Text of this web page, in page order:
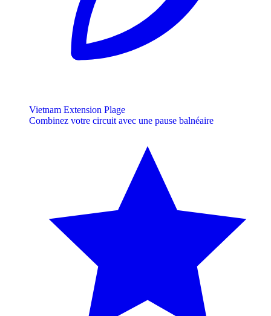
Vietnam Extension Plage
Combinez votre circuit avec une pause balnéaire